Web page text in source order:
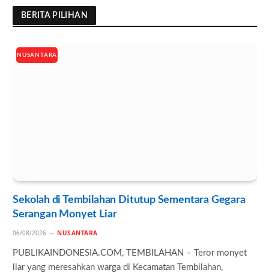
BERITA PILIHAN
NUSANTARA
Sekolah di Tembilahan Ditutup Sementara Gegara
Serangan Monyet Liar
06/08/2026 NUSANTARA
PUBLIKAINDONESIA.COM, TEMBILAHAN – Teror monyet
liar yang meresahkan warga di Kecamatan Tembilahan,